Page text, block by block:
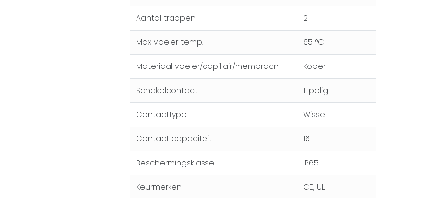
Aantal trappen 2
Max voeler temp. 65 °C
Materiaal voeler/capillair/membraan Koper
Schakelcontact 1-polig
Contacttype Wissel
Contact capaciteit 16
Beschermingsklasse IP65
Keurmerken CE, UL